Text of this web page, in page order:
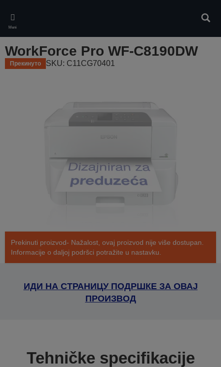
main
content
Meni
WorkForce Pro WF-C8190DW
Прекинуто SKU: C11CG70401
Prekinuti proizvod- Nažalost, ovaj proizvod nije više dostupan.
Informacije o daljoj podršci potražite u nastavku.
ИДИ НА СТРАНИЦУ ПОДРШКЕ ЗА ОВАЈ
ПРОИЗВОД
Tehničke specifikacije